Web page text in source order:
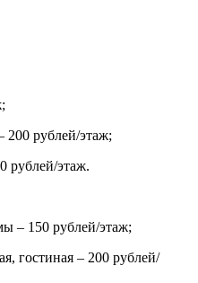
200 рублей/этаж;
рублей/этаж.
– 150 рублей/этаж;
гостиная – 200 рублей/